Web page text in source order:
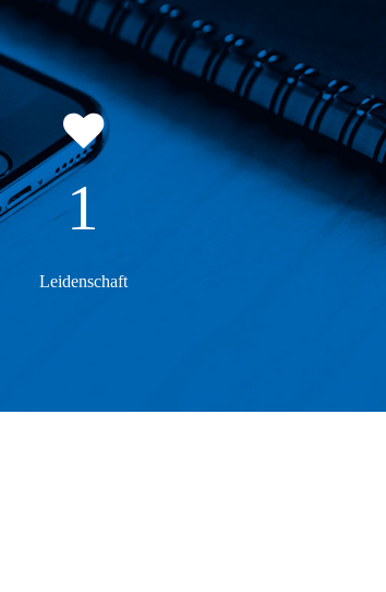
1
Leidenschaft